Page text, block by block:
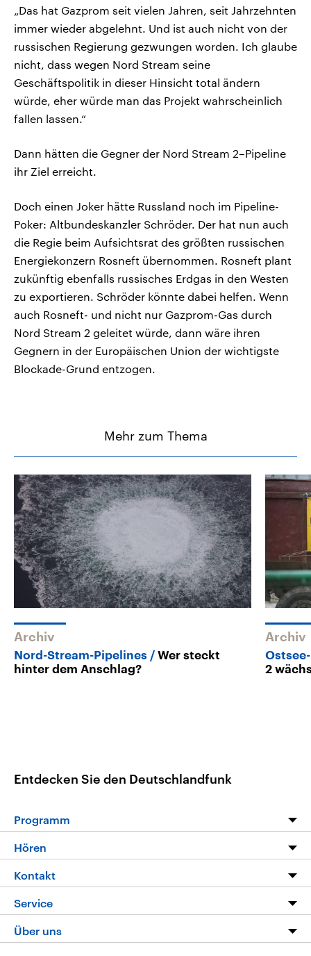
„Das hat Gazprom seit vielen Jahren, seit Jahrzehnten
immer wieder abgelehnt. Und ist auch nicht von der
russischen Regierung gezwungen worden. Ich glaube
nicht, dass wegen Nord Stream seine
Geschäftspolitik in dieser Hinsicht total ändern
würde, eher würde man das Projekt wahrscheinlich
fallen lassen.“
Dann hätten die Gegner der Nord Stream 2–Pipeline
ihr Ziel erreicht.
Doch einen Joker hätte Russland noch im Pipeline-
Poker: Altbundeskanzler Schröder. Der hat nun auch
die Regie beim Aufsichtsrat des größten russischen
Energiekonzern Rosneft übernommen. Rosneft plant
zukünftig ebenfalls russisches Erdgas in den Westen
zu exportieren. Schröder könnte dabei helfen. Wenn
auch Rosneft- und nicht nur Gazprom-Gas durch
Nord Stream 2 geleitet würde, dann wäre ihren
Gegnern in der Europäischen Union der wichtigste
Blockade-Grund entzogen.
Mehr zum Thema
Archiv
Nord-Stream-Pipelines
Wer steckt
hinter dem Anschlag?
Archiv
2
Entdecken Sie den Deutschlandfunk
Programm
Programm
Die Nachrichten
Nachrichtenleicht
Neue Beiträge auf dlf.de
Hören
Livestream
Podcasts
Deutschlandfunk App
Kontakt
Hörerservice
Service
Über uns